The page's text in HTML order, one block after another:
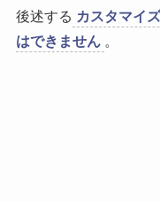
後述する カスタマイ
はできません 。